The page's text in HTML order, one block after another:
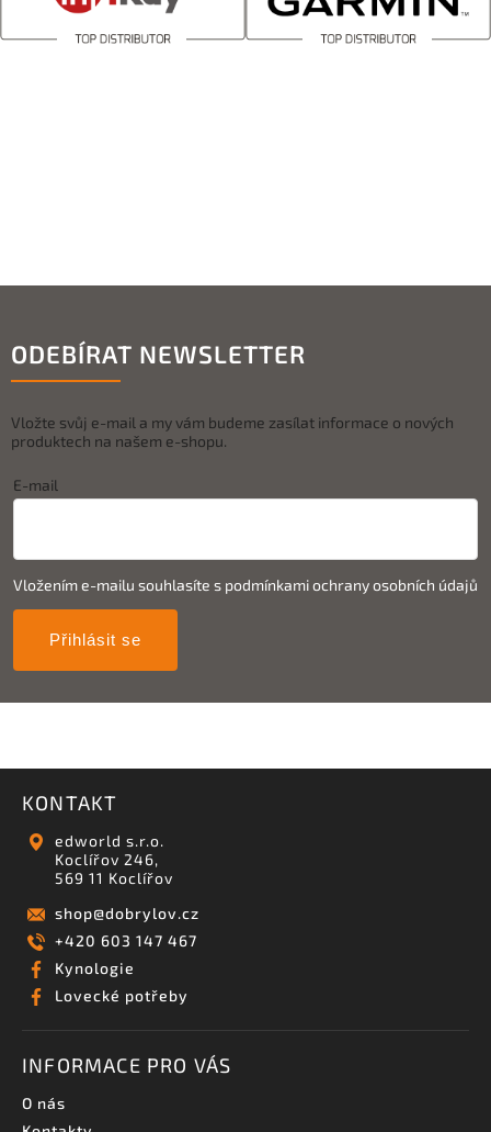
ODEBÍRAT NEWSLETTER
Vložte svůj e-mail a my vám budeme zasílat informace o nových
produktech na našem e-shopu.
E-mail
Vložením e-mailu souhlasíte s podmínkami ochrany osobních údajů
Přihlásit se
KONTAKT
edworld s.r.o.
Koclířov 246,
569 11 Koclířov
shop@dobrylov.cz
+420 603 147 467
Kynologie
Lovecké potřeby
INFORMACE PRO VÁS
O nás